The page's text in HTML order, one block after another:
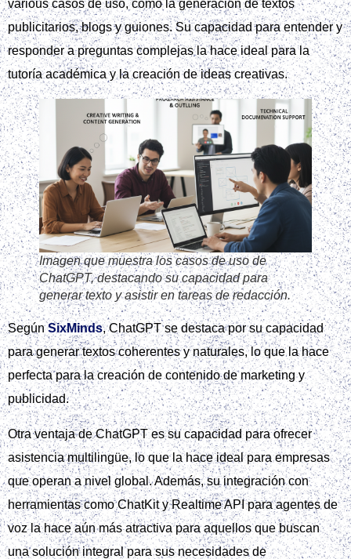
various casos de uso, como la generación de textos
publicitarios, blogs y guiones. Su capacidad para entender y
responder a preguntas complejas la hace ideal para la
tutoría académica y la creación de ideas creativas.
Imagen que muestra los casos de uso de
ChatGPT, destacando su capacidad para
generar texto y asistir en tareas de redacción.
SegúnSixMinds, ChatGPT se destaca por su capacidad
para generar textos coherentes y naturales, lo que la hace
perfecta para la creación de contenido de marketing y
publicidad.
Otra ventaja de ChatGPT es su capacidad para ofrecer
asistencia multilingüe, lo que la hace ideal para empresas
que operan a nivel global. Además, su integración con
herramientas como ChatKit y Realtime API para agentes de
voz la hace aún más atractiva para aquellos que buscan
una solución integral para sus necesidades de